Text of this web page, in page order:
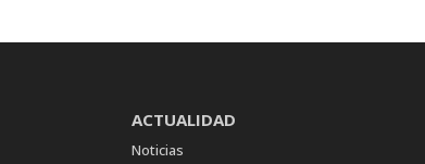
ACTUALIDAD
Noticias